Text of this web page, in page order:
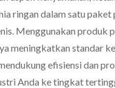
ringan dalam satu paket
Menggunakan produk
meningkatkan standar
efisiensi dan
Anda ke tingkat